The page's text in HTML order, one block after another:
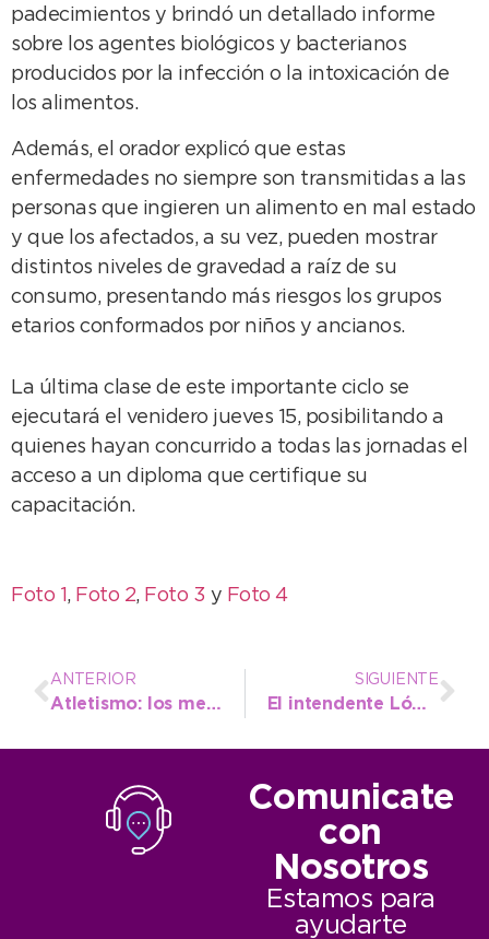
padecimientos y brindó un detallado informe
sobre los agentes biológicos y bacterianos
producidos por la infección o la intoxicación de
los alimentos.
Además, el orador explicó que estas
enfermedades no siempre son transmitidas a las
personas que ingieren un alimento en mal estado
y que los afectados, a su vez, pueden mostrar
distintos niveles de gravedad a raíz de su
consumo, presentando más riesgos los grupos
etarios conformados por niños y ancianos.
La última clase de este importante ciclo se
ejecutará el venidero jueves 15, posibilitando a
quienes hayan concurrido a todas las jornadas el
acceso a un diploma que certifique su
capacitación.
Foto 1 , Foto 2, Foto 3 y Foto 4
ANTERIOR
Atletismo: los menores de la Escuela Municipal viajan a Tandil
SIGUIENTE
El intendente López gestiona el pago de una vieja deuda del municipio con el IPS
Comunicate
con
Nosotros
Estamos para
ayudarte